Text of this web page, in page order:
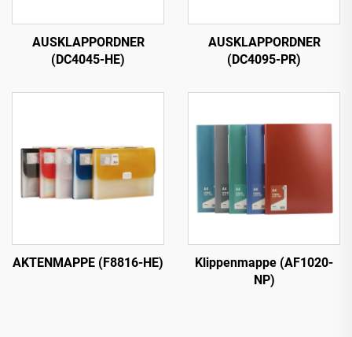
AUSKLAPPORDNER
(DC4045-HE)
AUSKLAPPORDNER
(DC4095-PR)
AKTENMAPPE (F8816-HE)
Klippenmappe (AF1020-
NP)